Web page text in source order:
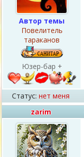
Автор темы
Повелитель
тараканов
Юзер-бар +
Статус: нет меня
zarim